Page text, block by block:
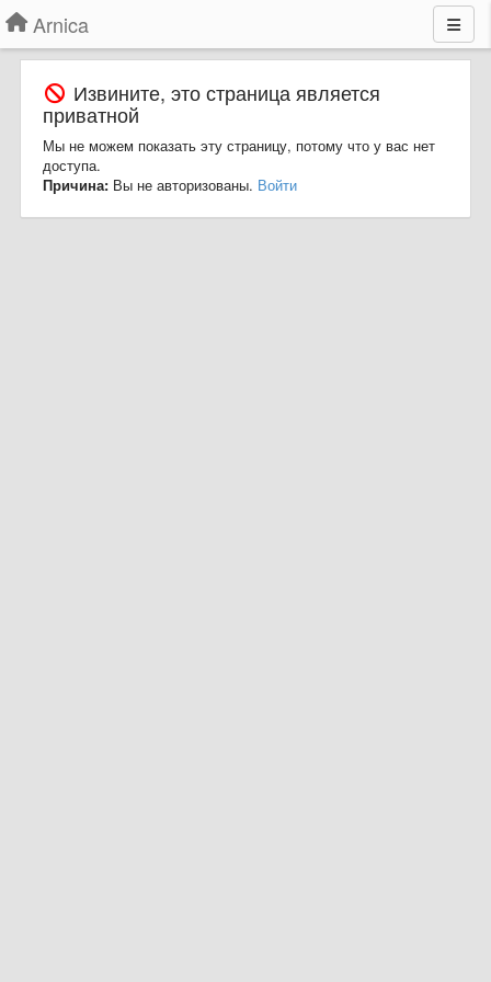
Arnica
Извините, это страница является
приватной
Мы не можем показать эту страницу, потому что у вас нет
доступа.
Причина: Вы не авторизованы. Войти